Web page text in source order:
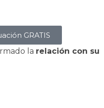
GRATIS
la relación con su